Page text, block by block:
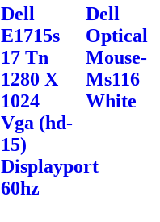
Dell
E1715s
17 Tn
1280 X
1024
Vga (hd-
15)
Displayport
60hz
Dell
Optical
Mouse-
Ms116
White